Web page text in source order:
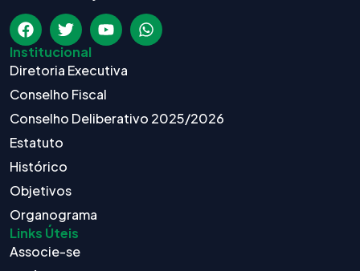
Institucional
Diretoria Executiva
Conselho Fiscal
Conselho Deliberativo 2025/2026
Estatuto
Histórico
Objetivos
Organograma
Links Úteis
Associe-se